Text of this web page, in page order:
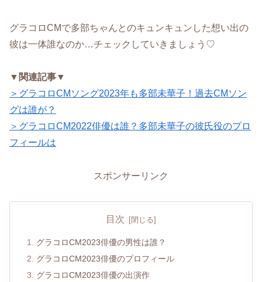
グラコロCMで多部ちゃんとのキュンキュンした想い出の
彼は一体誰なのか…チェックしていきましょう♡
▼関連記事▼
＞グラコロCMソング2023年も多部未華子！過去CMソン
グは誰が？
＞グラコロCM2022俳優は誰？多部未華子の彼氏役のプロ
フィールは
スポンサーリンク
目次
グラコロCM2023俳優の男性は誰？
グラコロCM2023俳優のプロフィール
グラコロCM2023俳優の出演作